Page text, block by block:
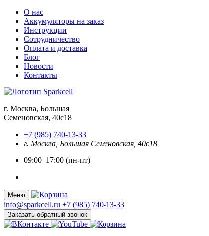
О нас
Аккумуляторы на заказ
Инструкции
Сотрудничество
Оплата и доставка
Блог
Новости
Контакты
г. Москва, Большая
Семеновская, 40с18
+7 (985) 740-13-33
г. Москва, Большая Семеновская, 40с18
09:00–17:00 (пн-пт)
Меню
info@sparkcell.ru +7 (985) 740-13-33
Заказать обратный звонок